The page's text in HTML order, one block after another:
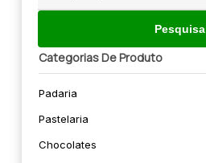
Pesquisa
Categorias De Produto
Padaria
Pastelaria
Chocolates